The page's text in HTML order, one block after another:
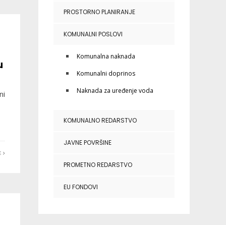
PROSTORNO PLANIRANJE
KOMUNALNI POSLOVI
Komunalna naknada
Komunalni doprinos
Naknada za uređenje voda
KOMUNALNO REDARSTVO
JAVNE POVRŠINE
PROMETNO REDARSTVO
EU FONDOVI